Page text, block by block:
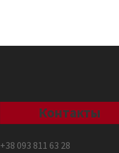
Контакты
+38 093 811 63 28